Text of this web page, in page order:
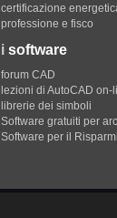
certificazione
professione e fisco
i software
forum CAD
lezioni di AutoCAD on-
librerie dei simboli
Software gratuiti per
Software per il